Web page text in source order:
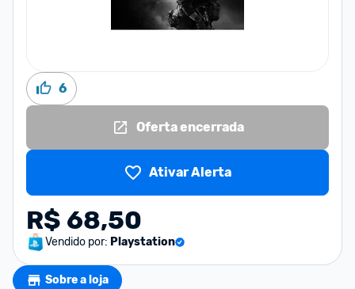
6
Oferta encerrada
Ativar Alerta
R$ 68,50
Vendido por: Playstation
Sobre a loja